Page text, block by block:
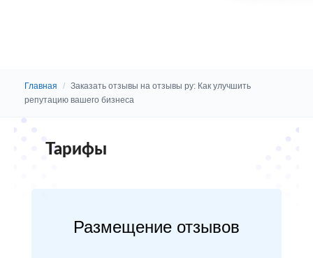
Главная / Заказать отзывы на отзывы ру: Как улучшить
репутацию вашего бизнеса
Тарифы
Размещение отзывов